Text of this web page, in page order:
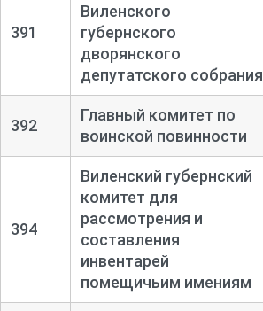
391
Виленского
губернского
дворянского
депутатского собрания
392
Главный комитет по
воинской повинности
394
Виленский губернский
комитет для
рассмотрения и
составления
инвентарей
помещичьим имениям